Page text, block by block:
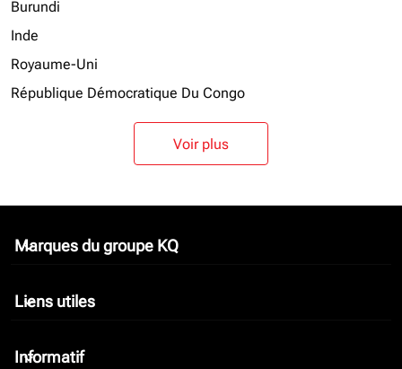
Burundi
Inde
Royaume-Uni
République Démocratique Du Congo
Voir plus
Marques du groupe KQ
keyboard_arrow_down
Liens utiles
keyboard_arrow_down
Informatif
keyboard_arrow_down